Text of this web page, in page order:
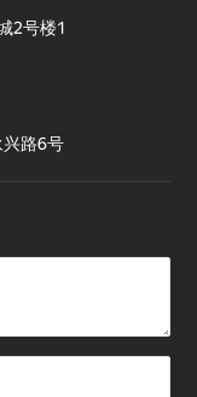
2号楼1
路6号